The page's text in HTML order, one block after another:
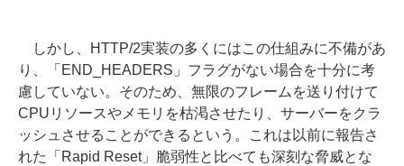
しかし、HTTP/2実装の多くにはこの仕組みに不備があ
り、「END_HEADERS」フラグがない場合を十分に考
慮していない。そのため、無限のフレームを送り付けて
CPUリソースやメモリを枯渇させたり、サーバーをクラ
ッシュさせることができるという。これは以前に報告さ
れた「Rapid Reset」脆弱性と比べても深刻な脅威とな